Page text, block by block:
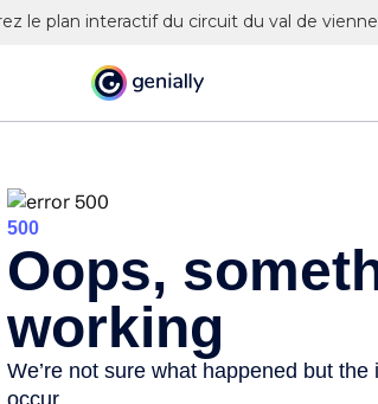
le plan interactif du circuit du val de vienne